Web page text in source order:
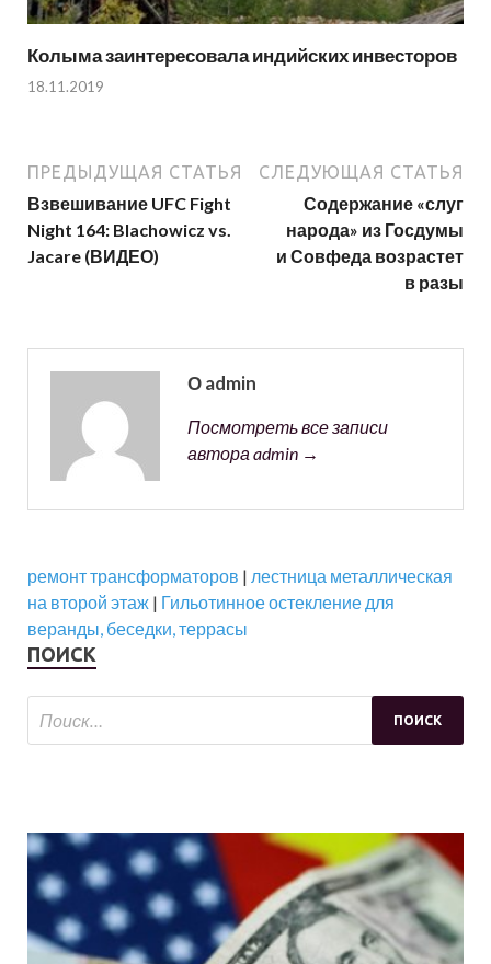
Колыма заинтересовала индийских инвесторов
18.11.2019
ПРЕДЫДУЩАЯ СТАТЬЯ
Взвешивание UFC Fight
Night 164: Blachowicz vs.
Jacare (ВИДЕО)
СЛЕДУЮЩАЯ СТАТЬЯ
Содержание «слуг
народа» из Госдумы
и Совфеда возрастет
в разы
О admin
Посмотреть все записи
автора admin →
ремонт трансформаторов | лестница металлическая
на второй этаж | Гильотинное остекление для
веранды, беседки, террасы
ПОИСК